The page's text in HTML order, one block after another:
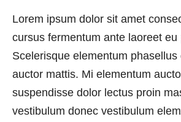
Lorem ipsum dolor sit amet
cursus fermentum ante laoreet eu
Scelerisque elementum
auctor mattis. Mi elementum
suspendisse dolor lectus proin
vestibulum donec vestibulum